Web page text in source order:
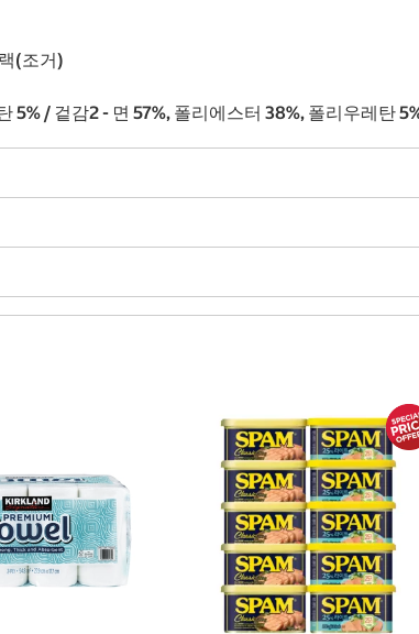
(조거)
5% / 겉감2 - 면 57%, 폴리에스터 38%, 폴리우레탄